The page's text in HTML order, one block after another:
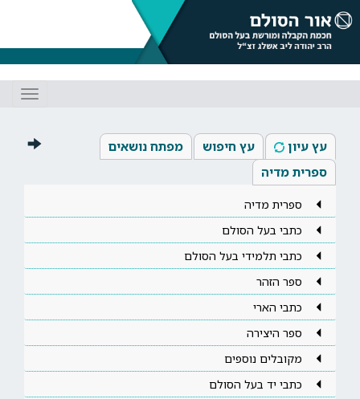
עץ עיון עץ חיפוש
מפתח נושאים
ספרית מדיה
ספרית מדיה
כתבי בעל הסולם
כתבי תלמידי בעל הסולם
ספר הזהר
כתבי הארי
ספר היצירה
מקובלים נוספים
כתבי יד בעל הסולם